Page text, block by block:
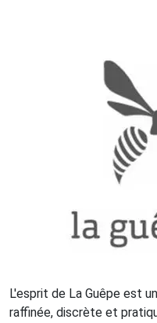
L'esprit de La Guêpe est
raffinée, discrète et